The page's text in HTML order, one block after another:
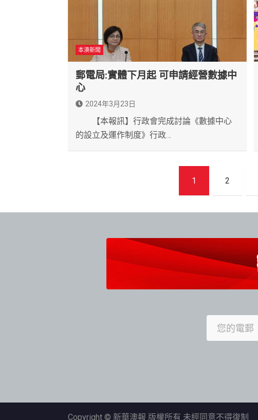
本澳新聞
郵電局:實體下月起 可申請經營數據中
心
2024年3月23日
【本報訊】行政會完成討論《數據中心
的設立及運作制度》行政…
導
1 2
Copyright © 新華澳報 版權所有 未經同意不得復制